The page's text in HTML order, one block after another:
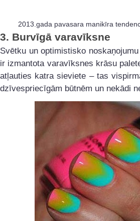
2013.gada pavasara manikīra
3. Burvīgā varavīksne
Svētku un optimistisko
ir izmantota varavīksnes krāsu
atļauties katra sieviete – tas
dzīvespriecīgām būtnēm un nekādi